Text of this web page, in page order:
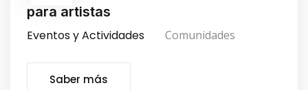
para artistas
Eventos y Actividades Comunidades
Saber más